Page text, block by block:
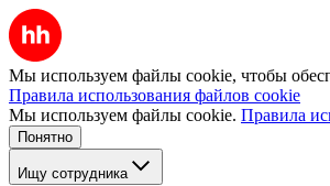
Мы используем файлы cookie, чтобы
Правила использования файлов cookie
Мы используем файлы cookie. Правила
Понятно
Ищу сотрудника